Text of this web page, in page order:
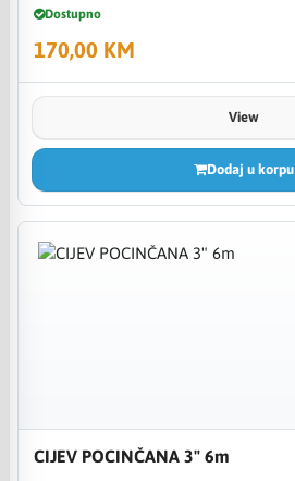
Dostupno
170,00 KM
View
Dodaj u korpu
CIJEV POCINČANA 3" 6m